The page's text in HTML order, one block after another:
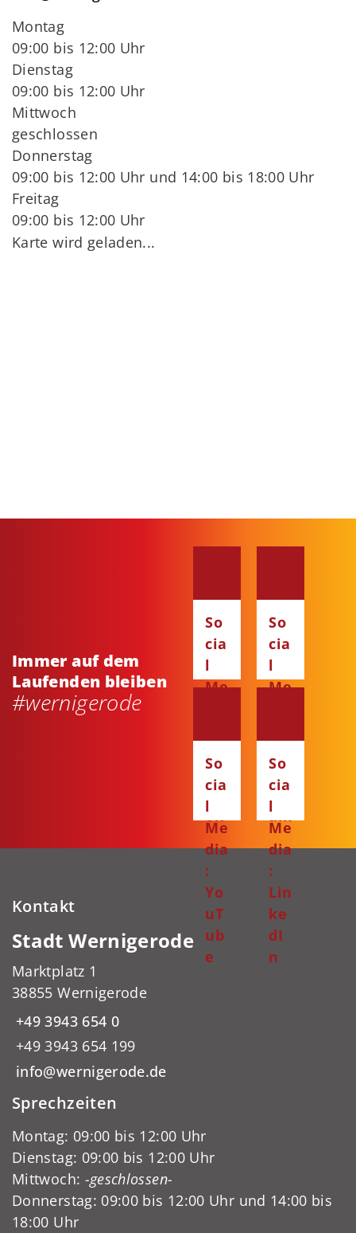
Montag
09:00 bis 12:00 Uhr
Dienstag
09:00 bis 12:00 Uhr
Mittwoch
geschlossen
Donnerstag
09:00 bis 12:00 Uhr und 14:00 bis 18:00 Uhr
Freitag
09:00 bis 12:00 Uhr
Karte wird geladen...
Immer auf dem
Laufenden bleiben
#wernigerode
So
cia
l
Me
ce
bo
ok
So
cia
l
Me
ta
gr
am
So
cia
l
Me
dia
:
Yo
uT
ub
e
So
cia
l
Me
dia
:
Lin
ke
dI
n
Kontakt
Stadt Wernigerode
Marktplatz 1
38855 Wernigerode
+49 3943 654 0
+49 3943 654 199
info@wernigerode.de
Sprechzeiten
Montag: 09:00 bis 12:00 Uhr
Dienstag: 09:00 bis 12:00 Uhr
Mittwoch: -geschlossen-
Donnerstag: 09:00 bis 12:00 Uhr und 14:00 bis
18:00 Uhr